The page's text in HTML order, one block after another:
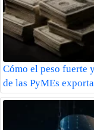
Cómo el peso fuerte
de las PyMEs